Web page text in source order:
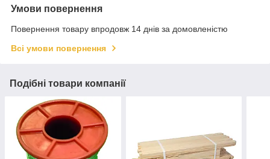
Умови повернення
Повернення товару впродовж 14 днів за домовленістю
Всі умови повернення
Подібні товари компанії